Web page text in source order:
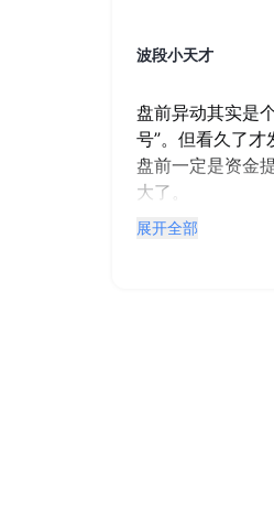
波段小天才
盘前异动其实是
号”。但看久了
盘前一定是资金
大了。
像有时交易系统
展开全部